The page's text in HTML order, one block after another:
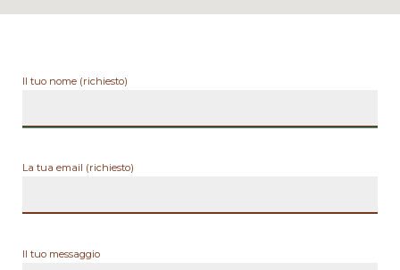
Il tuo nome (richiesto)
La tua email (richiesto)
Il tuo messaggio